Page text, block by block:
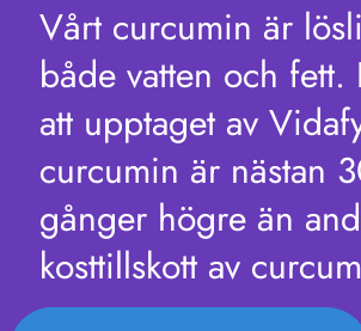
Vårt curcumin är
både vatten och fett.
att upptaget av
curcumin är nästan
gånger högre än
kosttillskott av